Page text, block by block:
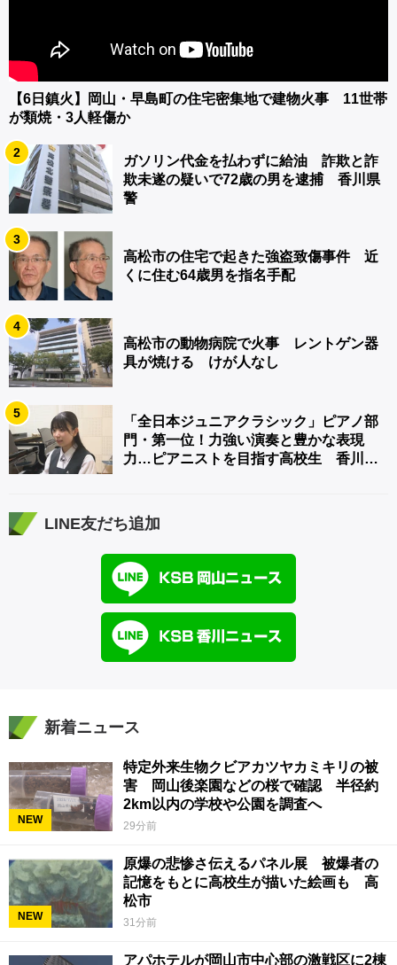
【6日鎮火】岡山・早島町の住宅密集地で建物火事 11世帯
が類焼・3人軽傷か
2
ガソリン代金を払わずに給油 詐欺と詐
欺未遂の疑いで72歳の男を逮捕 香川県
警
3
高松市の住宅で起きた強盗致傷事件 近
くに住む64歳男を指名手配
4
高松市の動物病院で火事 レントゲン器
具が焼ける けが人なし
5
「全日本ジュニアクラシック」ピアノ部
門・第一位！力強い演奏と豊かな表現
力…ピアニストを目指す高校生 香川
LINE友だち追加
新着ニュース
NEW
特定外来生物クビアカツヤカミキリの被
害 岡山後楽園などの桜で確認 半径約
2km以内の学校や公園を調査へ
29分前
NEW
原爆の悲惨さ伝えるパネル展 被爆者の
記憶をもとに高校生が描いた絵画も 高
松市
31分前
アパホテルが岡山市中心部の激戦区に2棟